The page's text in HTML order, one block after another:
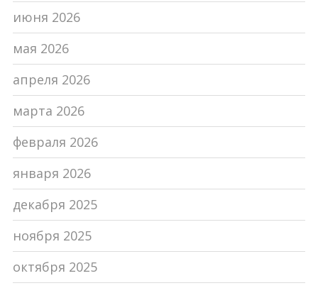
июня 2026
мая 2026
апреля 2026
марта 2026
февраля 2026
января 2026
декабря 2025
ноября 2025
октября 2025